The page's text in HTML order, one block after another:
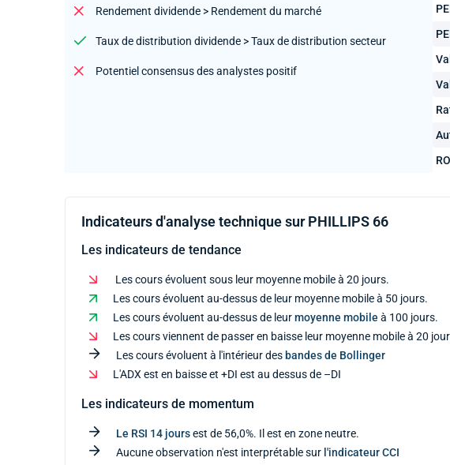
Rendement dividende > Rendement du marché
Taux de distribution dividende > Taux de distribution secteur
Potentiel consensus des analystes positif
Indicateurs d'analyse technique sur PHILLIPS 66
Les indicateurs de tendance
Les cours évoluent sous leur moyenne mobile à 20 jours.
Les cours évoluent au-dessus de leur moyenne mobile à 50 jours.
Les cours évoluent au-dessus de leurmoyenne mobile à 100 jours.
Les cours viennent de passer en baisse leur moyenne mobile à 20
Les cours évoluent à l'intérieur des bandes de Bollinger
L'ADX est en baisse et +DI est au dessus de –DI
Les indicateurs de momentum
Le RSI 14 joursest de 56,0%. Il est en zone neutre.
Aucune observation n'est interprétable sur l'indicateur CCI